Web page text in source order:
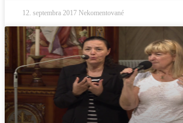
12. septembra 2017 Nekomentované